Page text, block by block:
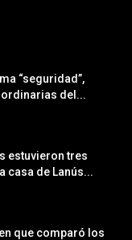
“seguridad”,
del...
estuvieron tres
casa de Lanús...
que comparó los